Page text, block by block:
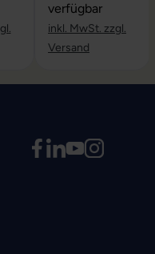
verfügbar
inkl. MwSt. zzgl.
Versand